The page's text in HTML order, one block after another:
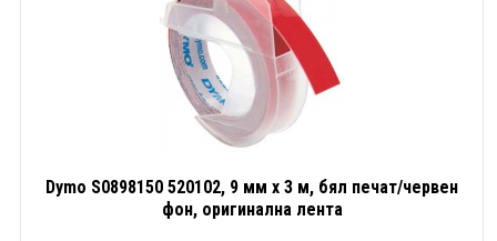
Dymo S0898150 520102, 9 мм x 3 м, бял печат/червен
фон, оригинална лента